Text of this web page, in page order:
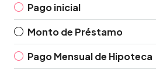
Pago inicial
Monto de Préstamo
Pago Mensual de Hipoteca